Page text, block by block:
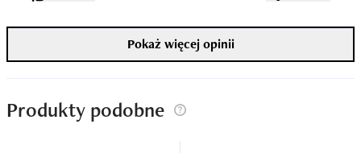
Pokaż więcej opinii
Produkty podobne